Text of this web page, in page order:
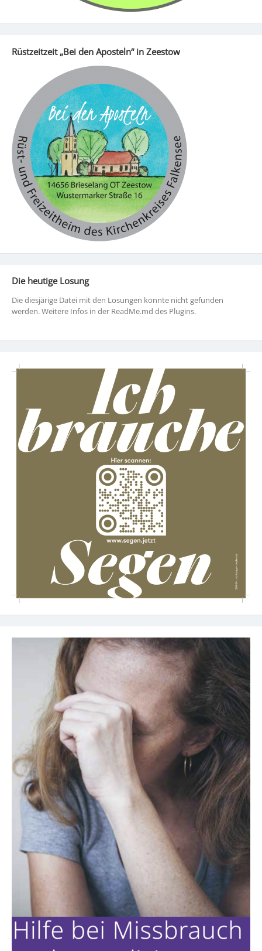
Rüstzeitzeit „Bei den Aposteln“ in Zeestow
Die heutige Losung
Die diesjärige Datei mit den Losungen konnte nicht gefunden
werden. Weitere Infos in der ReadMe.md des Plugins.